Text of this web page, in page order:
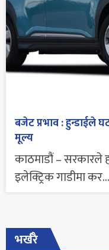
बजेट प्रभाव : हुन्डाईले
मूल्य
काठमाडौं – सरकारले
इलेक्ट्रिक गाडीमा कर...
भर्खरै